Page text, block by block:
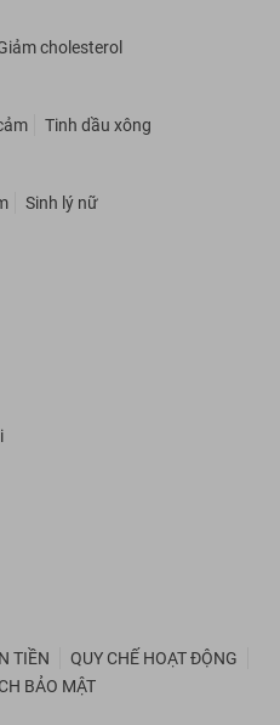
cholesterol
Tinh dầu xông
Sinh lý nữ
TIỀN
QUY CHẾ HOẠT ĐỘNG
BẢO MẬT